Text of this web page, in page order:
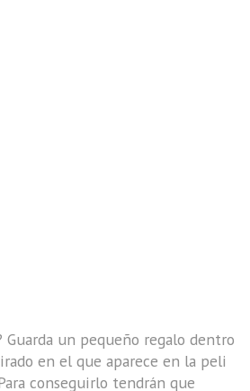
Guarda un pequeño regalo dentro
en el que aparece en la peli
conseguirlo tendrán que